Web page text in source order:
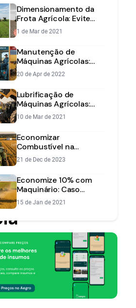
leitura
Dimensionamento da
Frota Agrícola: Evite
Prejuízos e Aumente
Lucros
1 de Mar de 2021
Manutenção de
Máquinas Agrícolas:
Preditiva, Preventiva e
Corretiva
20 de Apr de 2022
Lubrificação de
Máquinas Agrícolas:
Maximize Vida Útil e
Eficiência
10 de Mar de 2021
Economizar
Combustível na
Fazenda: Guia para
Reduzir Custos
21 de Dec de 2023
Economize 10% com
Maquinário: Caso
Fazenda Graça de Deus
15 de Jan de 2021